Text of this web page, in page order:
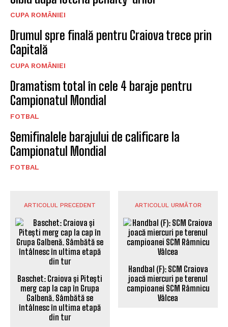
CUPA ROMÂNIEI
Drumul spre finală pentru Craiova trece prin
Capitală
CUPA ROMÂNIEI
Dramatism total în cele 4 baraje pentru
Campionatul Mondial
FOTBAL
Semifinalele barajului de calificare la
Campionatul Mondial
FOTBAL
ARTICOLUL PRECEDENT
Baschet: Craiova și Pitești
merg cap la cap în Grupa
Galbenă. Sâmbătă se
întâlnesc în ultima etapă
din tur
ARTICOLUL URMĂTOR
Handbal (F): SCM Craiova
joacă miercuri pe terenul
campioanei SCM Râmnicu
Vâlcea